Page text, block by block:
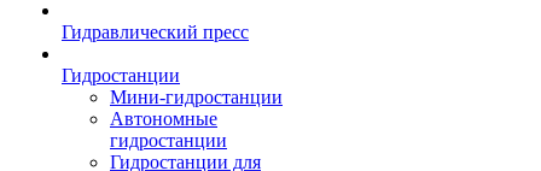
Гидравлический пресс
Гидростанции
Мини-гидростанции
Автономные
гидростанции
Гидростанции для